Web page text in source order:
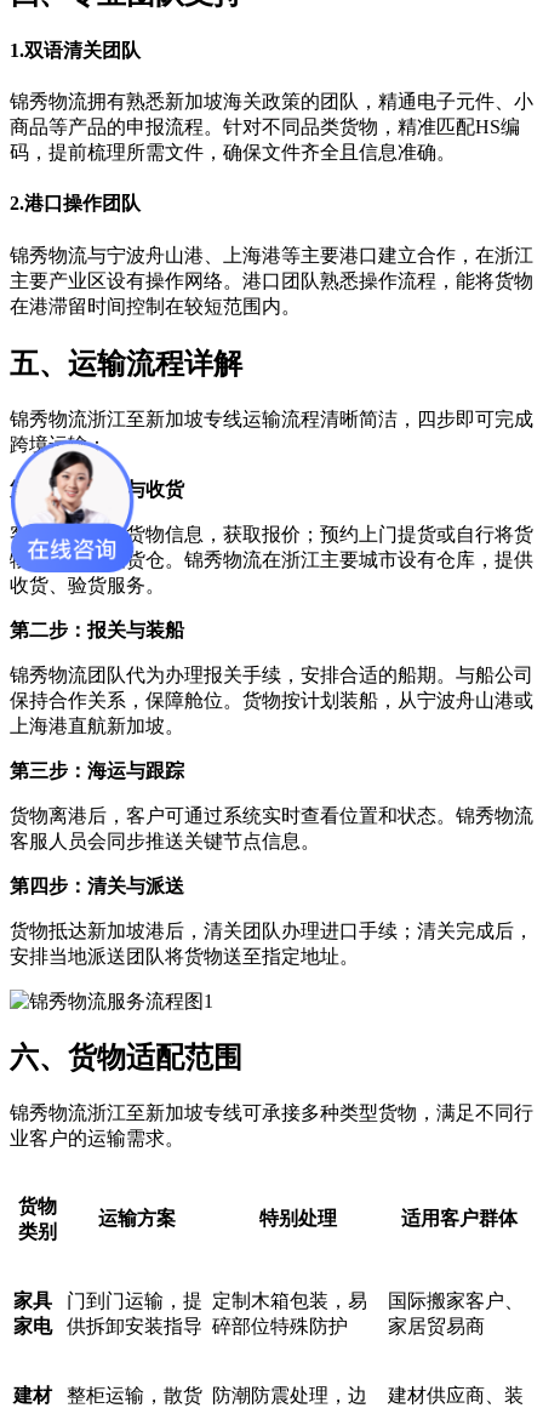
1.双语清关团队
锦秀物流拥有熟悉新加坡海关政策的团队，精通电子元件、小
商品等产品的申报流程。针对不同品类货物，精准匹配HS编
码，提前梳理所需文件，确保文件齐全且信息准确。
2.港口操作团队
锦秀物流与宁波舟山港、上海港等主要港口建立合作，在浙江
主要产业区设有操作网络。港口团队熟悉操作流程，能将货物
在港滞留时间控制在较短范围内。
五、运输流程详解
锦秀物流浙江至新加坡专线运输流程清晰简洁，四步即可完成
跨境运输：
第一步：委托与收货
客户在线提交货物信息，获取报价；预约上门提货或自行将货
物送至指定集货仓。锦秀物流在浙江主要城市设有仓库，提供
收货、验货服务。
第二步：报关与装船
锦秀物流团队代为办理报关手续，安排合适的船期。与船公司
保持合作关系，保障舱位。货物按计划装船，从宁波舟山港或
上海港直航新加坡。
第三步：海运与跟踪
货物离港后，客户可通过系统实时查看位置和状态。锦秀物流
客服人员会同步推送关键节点信息。
第四步：清关与派送
货物抵达新加坡港后，清关团队办理进口手续；清关完成后，
安排当地派送团队将货物送至指定地址。
六、货物适配范围
锦秀物流浙江至新加坡专线可承接多种类型货物，满足不同行
业客户的运输需求。
货物
类别
运输方案 特别处理 适用客户群体
家具
家电
门到门运输，提
供拆卸安装指导
定制木箱包装，易
碎部位特殊防护
国际搬家客户、
家居贸易商
建材
整柜运输，散货 防潮防震处理，边
建材供应商、装